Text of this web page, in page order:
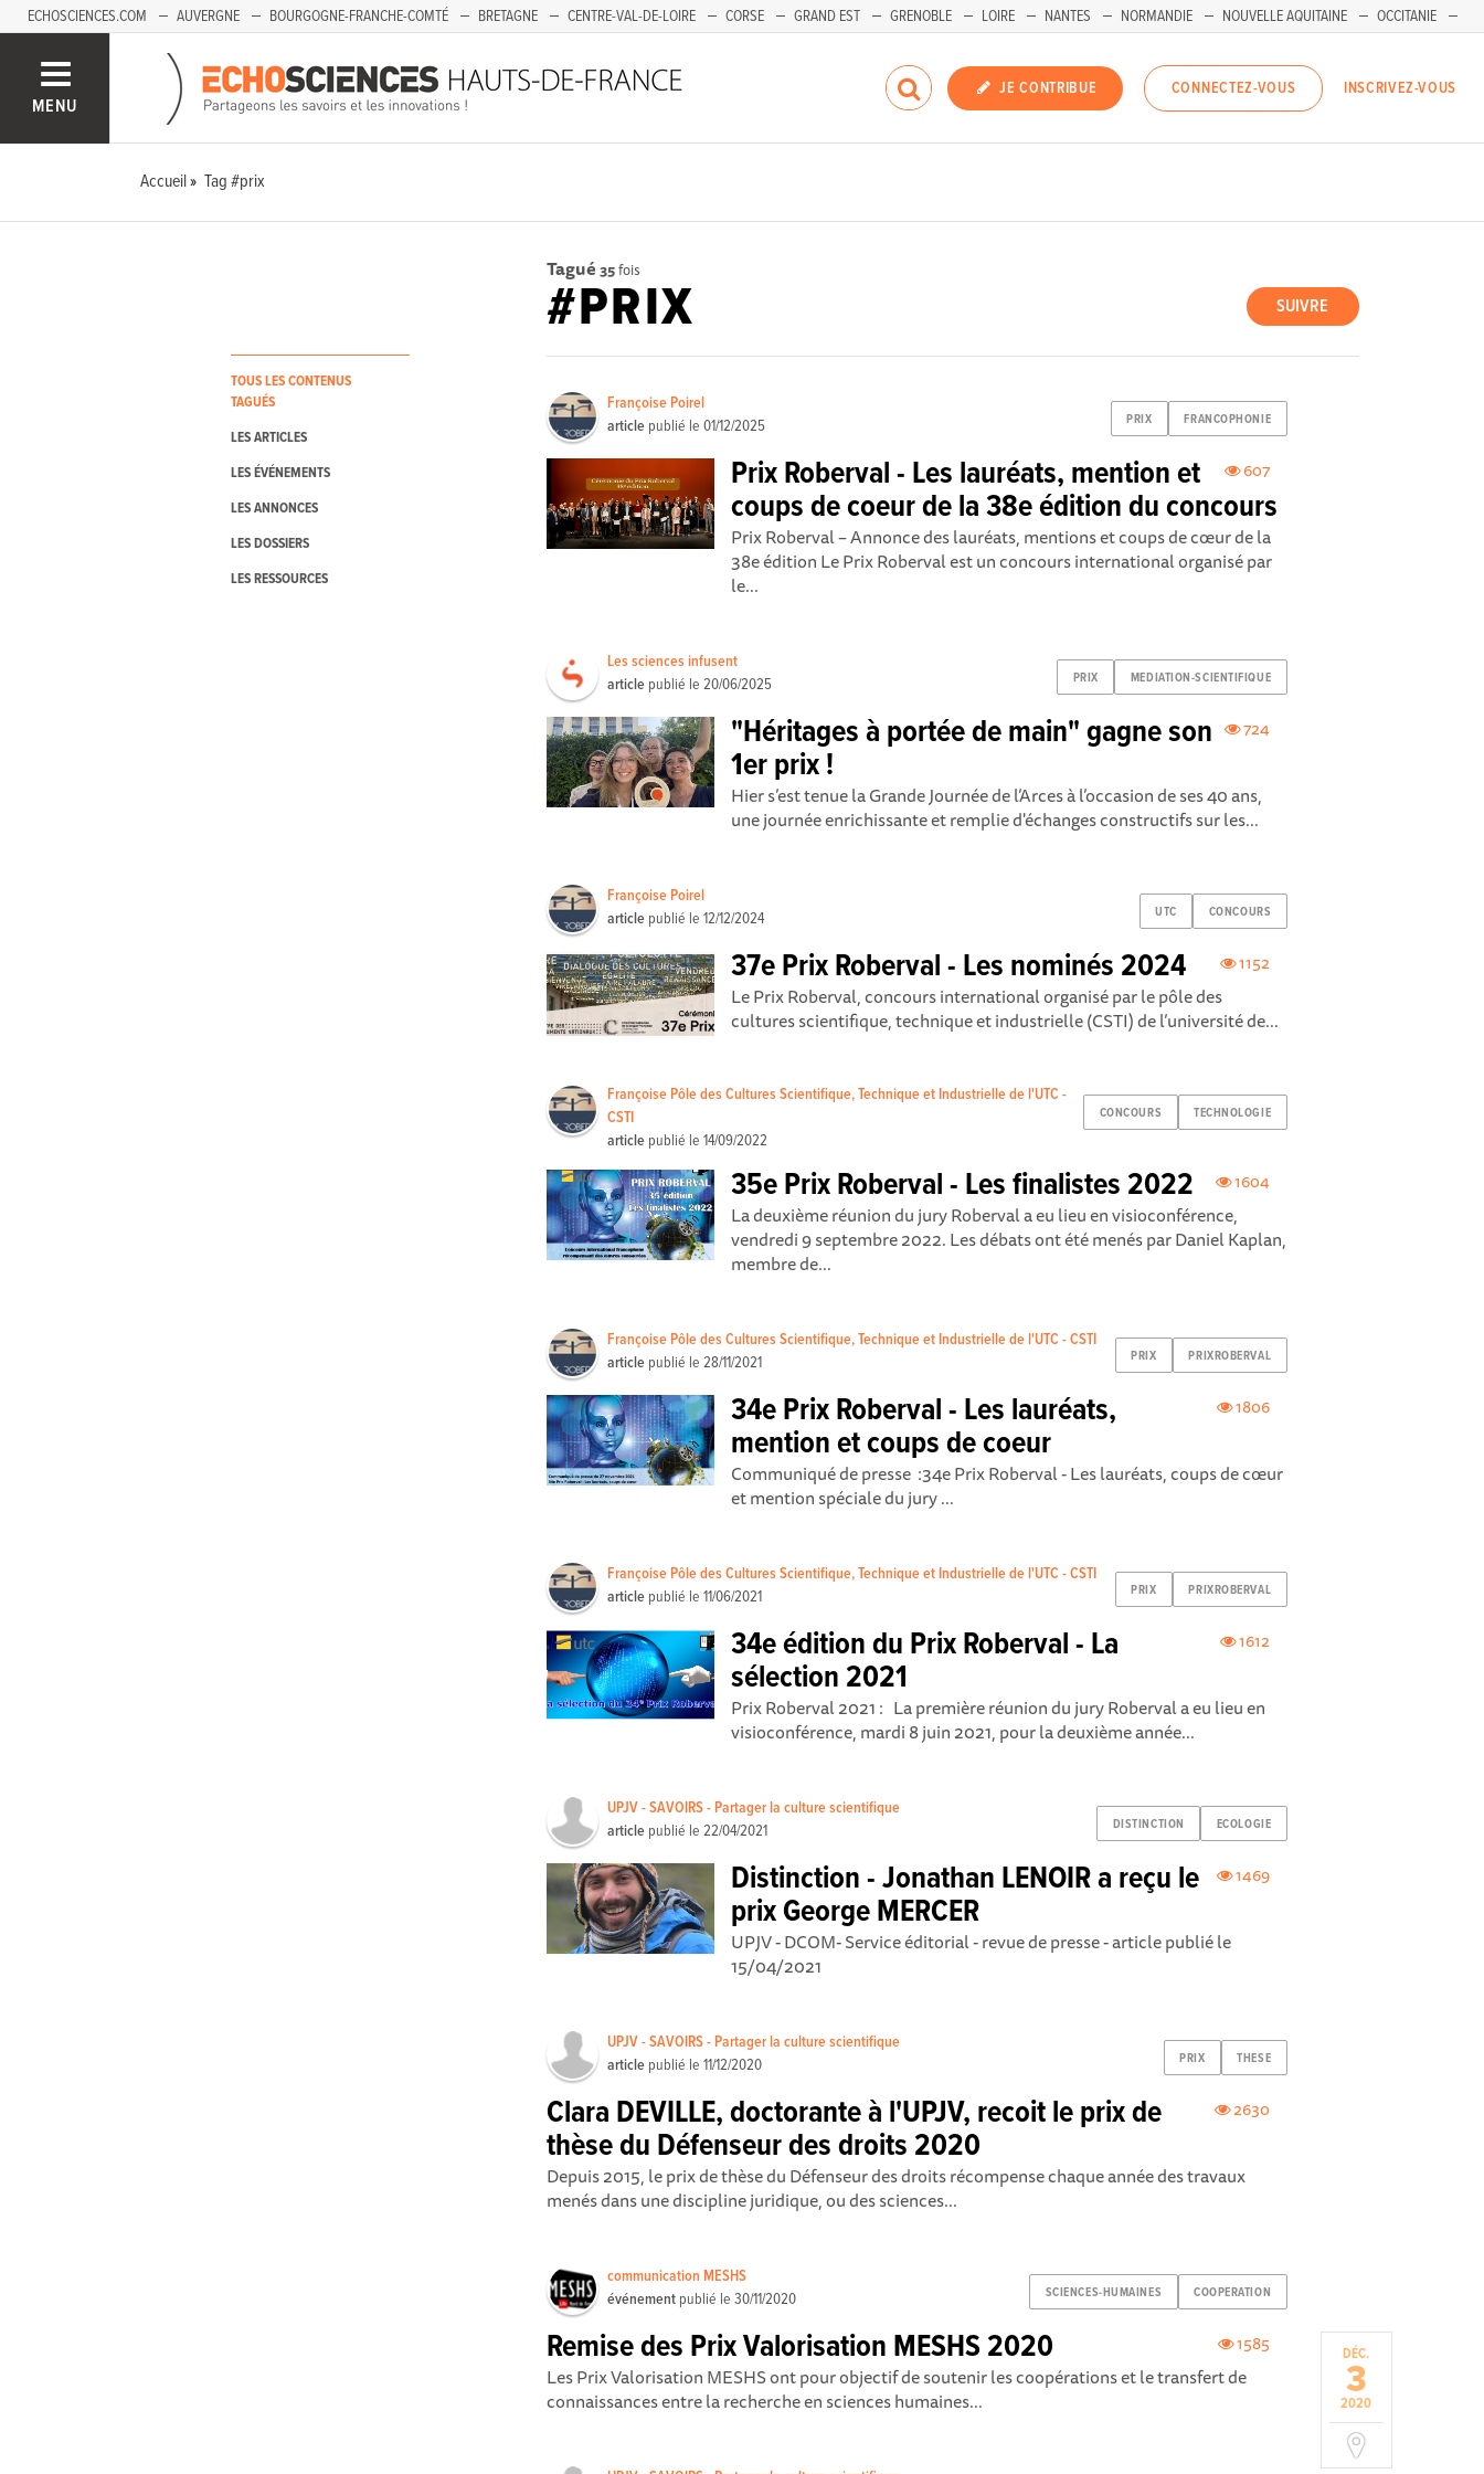
ECHOSCIENCES.COM AUVERGNE BOURGOGNE-FRANCHE-COMTÉ BRETAGNE CENTRE-VAL-DE-LOIRE CORSE GRAND EST GRENOBLE LOIRE NANTES NORMANDIE NOUVELLE AQUITAINE
OCCITANIE
SAVOIE MONT-BLANC
MENU
JE CONTRIBUE CONNECTEZ-VOUS INSCRIVEZ-VOUS
Accueil Tag #prix
TOUS LES CONTENUS
TAGUÉS
LES ARTICLES
LES ÉVÉNEMENTS
LES ANNONCES
LES DOSSIERS
LES RESSOURCES
Tagué 35fois
SUIVRE
#PRIX
PRIX FRANCOPHONIE
Françoise Poirel
article publié le01/12/2025
607
Prix Roberval - Les lauréats, mention et
coups de coeur de la 38e édition du concours
Prix Roberval – Annonce des lauréats, mentions et coups de cœur de la
38e édition Le Prix Roberval est un concours international organisé par
le...
PRIX MEDIATION-SCIENTIFIQUE
Les sciences infusent
article publié le20/06/2025
724
"Héritages à portée de main" gagne son
1er prix !
Hier s’est tenue la Grande Journée de l’Arces à l’occasion de ses 40 ans,
une journée enrichissante et remplie d'échanges constructifs sur les...
UTC CONCOURS
Françoise Poirel
article publié le12/12/2024
1152
37e Prix Roberval - Les nominés 2024
Le Prix Roberval, concours international organisé par le pôle des
cultures scientifique, technique et industrielle (CSTI) de l’université de...
CONCOURS TECHNOLOGIE
Françoise Pôle des Cultures Scientifique, Technique et Industrielle de l'UTC -
CSTI
article publié le14/09/2022
1604
35e Prix Roberval - Les finalistes 2022
La deuxième réunion du jury Roberval a eu lieu en visioconférence,
vendredi 9 septembre 2022. Les débats ont été menés par Daniel Kaplan,
membre de...
PRIX PRIXROBERVAL
Françoise Pôle des Cultures Scientifique, Technique et Industrielle de l'UTC - CSTI
article publié le28/11/2021
1806
34e Prix Roberval - Les lauréats,
mention et coups de coeur
Communiqué de presse :34e Prix Roberval - Les lauréats, coups de cœur
et mention spéciale du jury ...
PRIX PRIXROBERVAL
Françoise Pôle des Cultures Scientifique, Technique et Industrielle de l'UTC - CSTI
article publié le11/06/2021
1612
34e édition du Prix Roberval - La
sélection 2021
Prix Roberval 2021 : La première réunion du jury Roberval a eu lieu en
visioconférence, mardi 8 juin 2021, pour la deuxième année...
DISTINCTION ECOLOGIE
UPJV - SAVOIRS - Partager la culture scientifique
article publié le22/04/2021
1469
Distinction - Jonathan LENOIR a reçu le
prix George MERCER
UPJV - DCOM- Service éditorial - revue de presse - article publié le
15/04/2021
PRIX THESE
UPJV - SAVOIRS - Partager la culture scientifique
article publié le11/12/2020
2630
Clara DEVILLE, doctorante à l'UPJV, recoit le prix de
thèse du Défenseur des droits 2020
Depuis 2015, le prix de thèse du Défenseur des droits récompense chaque année des travaux
menés dans une discipline juridique, ou des sciences...
SCIENCES-HUMAINES COOPERATION
communication MESHS
événement publié le30/11/2020
DÉC.
3
2020
1585
Remise des Prix Valorisation MESHS 2020
Les Prix Valorisation MESHS ont pour objectif de soutenir les coopérations et le transfert de
connaissances entre la recherche en sciences humaines...